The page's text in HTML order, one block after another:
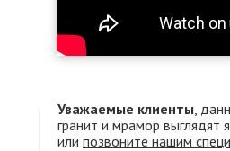
Уважаемые клиенты ,
гранит и мрамор выглядят
или позвоните нашим